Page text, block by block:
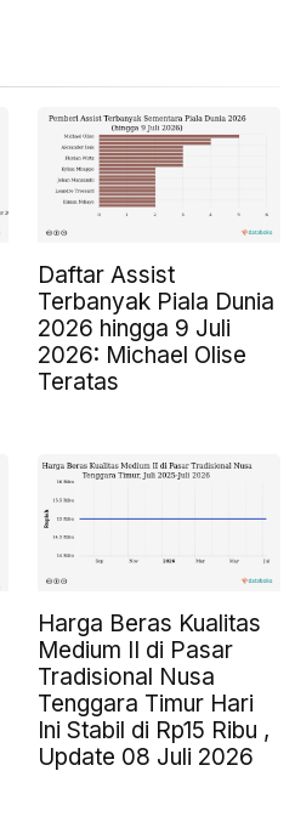
Daftar Assist
Terbanyak Piala Dunia
2026 hingga 9 Juli
2026: Michael Olise
Teratas
Harga Beras Kualitas
Medium II di Pasar
Tradisional Nusa
Tenggara Timur Hari
Ini Stabil di Rp15 Ribu ,
Update 08 Juli 2026